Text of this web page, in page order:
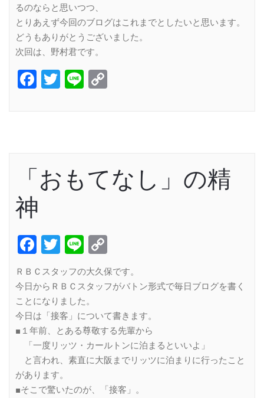
るのならと思いつつ、
とりあえず今回のブログはこれまでとしたいと思います。
どうもありがとうございました。
次回は、野村君です。
Facebook
Twitter
Line
「おもてなし」の精
神
Facebook
Twitter
Line
Link
ＲＢＣスタッフの大久保です。
今日からＲＢＣスタッフがバトン形式で毎日ブログを書く
ことになりました。
今日は「接客」について書きます。
■１年前、とある尊敬する先輩から
「一度リッツ・カールトンに泊まるといいよ」
と言われ、素直に大阪までリッツに泊まりに行ったこと
があります。
■そこで驚いたのが、「接客」。